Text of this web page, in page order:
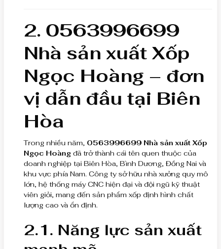
2. 0563996699
Nhà sản xuất Xốp
Ngọc Hoàng – đơn
vị dẫn đầu tại Biên
Hòa
Trong nhiều năm, 0563996699 Nhà sản xuất Xốp
Ngọc Hoàng đã trở thành cái tên quen thuộc của
doanh nghiệp tại Biên Hòa, Bình Dương, Đồng Nai và
khu vực phía Nam. Công ty sở hữu nhà xưởng quy mô
lớn, hệ thống máy CNC hiện đại và đội ngũ kỹ thuật
viên giỏi, mang đến sản phẩm xốp định hình chất
lượng cao và ổn định.
2.1. Năng lực sản xuất